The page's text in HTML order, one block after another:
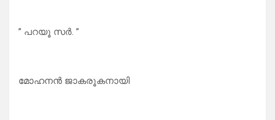
” പറയൂ സർ. ”
മോഹനൻ ജാകരൂകനായി